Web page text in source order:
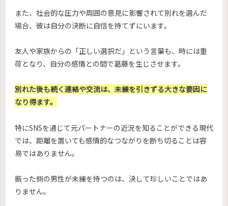
また、社会的な圧力や周囲の意見に影響されて別れを選んだ
場合、彼は自分の決断に自信を持てずにいます。
友人や家族からの「正しい選択だ」という言葉も、時には重
荷となり、自分の感情との間で葛藤を生じさせます。
別れた後も続く連絡や交流は、未練を引きずる大きな要因に
なり得ます。
特にSNSを通じて元パートナーの近況を知ることができる現代
では、距離を置いても感情的なつながりを断ち切ることは容
易ではありません。
振った側の男性が未練を持つのは、決して珍しいことではあ
りません。